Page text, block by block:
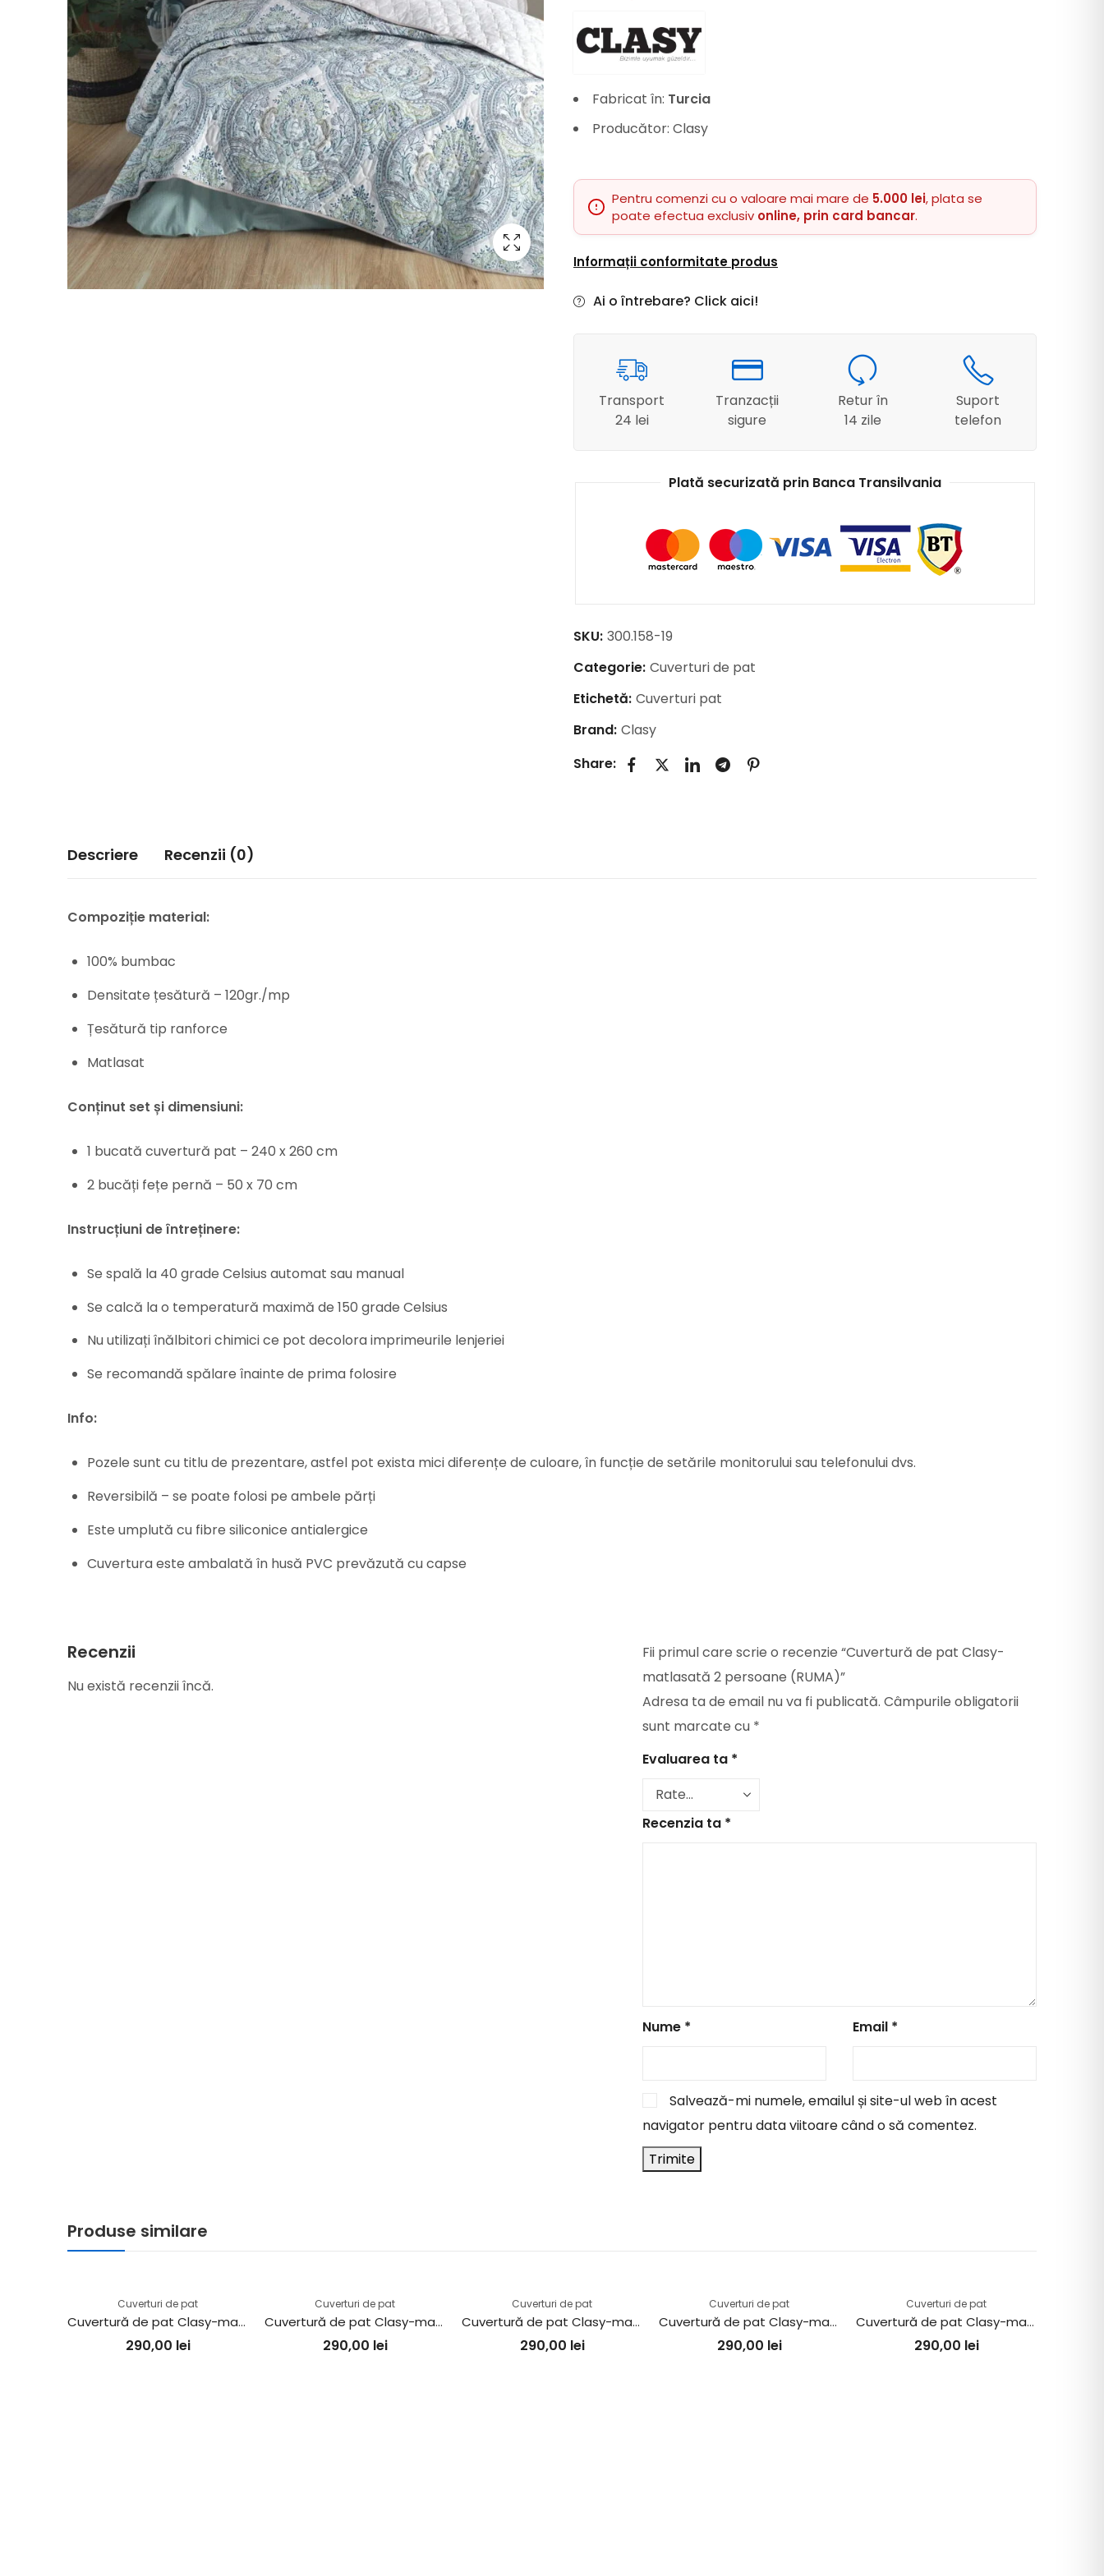
Fabricat în: Turcia
Producător: Clasy
Pentru comenzi cu o valoare mai mare de 5.000 lei, plata se
poate efectua exclusiv online, prin card bancar.
Informații conformitate produs
Ai o întrebare? Click aici!
Transport
24 lei
Tranzacții
sigure
Retur în
14 zile
Suport
telefon
Plată securizată prin Banca Transilvania
SKU: 300.158-19
Categorie: Cuverturi de pat
Etichetă: Cuverturi pat
Brand: Clasy
Share:
Descriere Recenzii (0)
Compoziție material:
100% bumbac
Densitate țesătură – 120gr./mp
Țesătură tip ranforce
Matlasat
Conținut set și dimensiuni:
1 bucată cuvertură pat – 240 x 260 cm
2 bucăți fețe pernă – 50 x 70 cm
Instrucțiuni de întreținere:
Se spală la 40 grade Celsius automat sau manual
Se calcă la o temperatură maximă de 150 grade Celsius
Nu utilizați înălbitori chimici ce pot decolora imprimeurile lenjeriei
Se recomandă spălare înainte de prima folosire
Info:
Pozele sunt cu titlu de prezentare, astfel pot exista mici diferențe de culoare, în funcție de setările monitorului sau telefonului dvs.
Reversibilă – se poate folosi pe ambele părți
Este umplută cu fibre siliconice antialergice
Cuvertura este ambalată în husă PVC prevăzută cu capse
Recenzii
Nu există recenzii încă.
Fii primul care scrie o recenzie “Cuvertură de pat Clasy-
matlasată 2 persoane (RUMA)”
Adresa ta de email nu va fi publicată. Câmpurile obligatorii
sunt marcate cu *
Evaluarea ta *
Recenzia ta *
Nume * Email *
Salvează-mi numele, emailul și site-ul web în acest
navigator pentru data viitoare când o să comentez.
Produse similare
Cuverturi de pat
Cuvertură de pat Clasy-matlasată 2 persoane (MONTERA V2)
290,00 lei
Cuverturi de pat
Cuvertură de pat Clasy-matlasată 2 persoane (NALA V2)
290,00 lei
Cuverturi de pat
Cuvertură de pat Clasy-matlasată 2 persoane (MONTERA V1)
290,00 lei
Cuverturi de pat
Cuvertură de pat Clasy-matlasată 2 persoane (MIAROSA V1)
290,00 lei
Cuverturi de pat
Cuvertură de pat Clasy-matlasată 2 persoane (PEDRA V4)
290,00 lei